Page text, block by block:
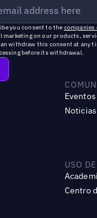
you consent to the companies
marketing on our products,
withdraw this consent at any
before its withdrawal.
Eventos
USO
Centro